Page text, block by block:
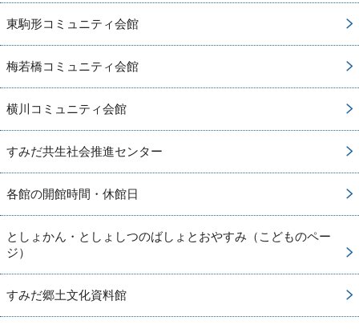
東駒形コミュニティ会館
梅若橋コミュニティ会館
横川コミュニティ会館
すみだ共生社会推進センター
各館の開館時間・休館日
としょかん・としょしつのばしょとおやすみ（こどものペー
ジ）
すみだ郷土文化資料館